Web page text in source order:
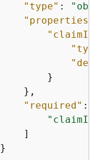
"type" :
"properties"
"claimId"
}
},
"required" : [
"claimId"
]